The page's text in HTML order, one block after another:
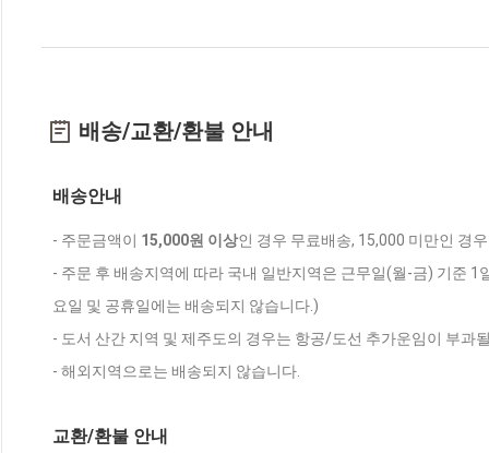
배송/교환/환불 안내
배송안내
- 주문금액이 15,000원 이상인 경우 무료배송, 15,000 미만인 경
- 주문 후 배송지역에 따라 국내 일반지역은 근무일(월-금) 기준
요일 및 공휴일에는 배송되지 않습니다.)
- 도서 산간 지역 및 제주도의 경우는 항공/도선 추가운임이 부과
- 해외지역으로는 배송되지 않습니다.
교환/환불 안내